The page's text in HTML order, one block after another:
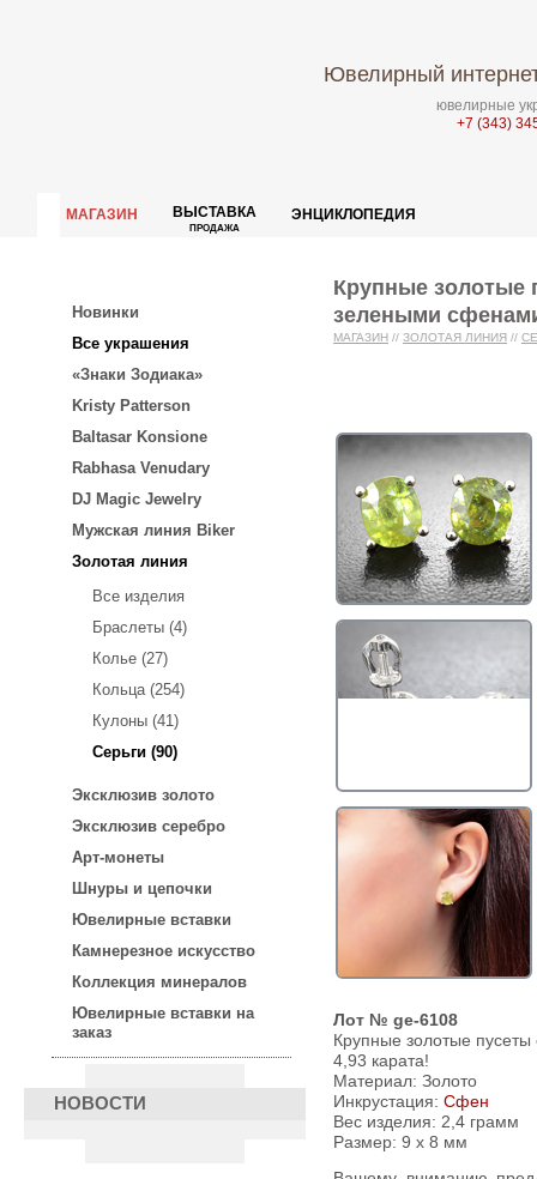
Ювелирный
ювелирные
+7 (343)
МАГАЗИН ВЫСТАВКА
ПРОДАЖА
ЭНЦИКЛОПЕДИЯ
Новинки
Все украшения
«Знаки Зодиака»
Kristy Patterson
Baltasar Konsione
Rabhasa Venudary
DJ Magic Jewelry
Мужская линия Biker
Золотая линия
Все изделия
Браслеты (4)
Колье (27)
Кольца (254)
Кулоны (41)
Серьги (90)
Эксклюзив золото
Эксклюзив серебро
Арт-монеты
Шнуры и цепочки
Ювелирные вставки
Камнерезное искусство
Коллекция минералов
Ювелирные вставки на
заказ
НОВОСТИ
Крупные
зелеными
МАГАЗИН // ЗОЛОТАЯ ЛИНИЯ //
Лот № ge-6108
Крупные золотые
4,93 карата!
Материал: Золото
Инкрустация: Сфен
Вес изделия: 2,4 грамм
Размер: 9 х 8 мм